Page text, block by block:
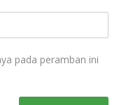
pada peramban ini